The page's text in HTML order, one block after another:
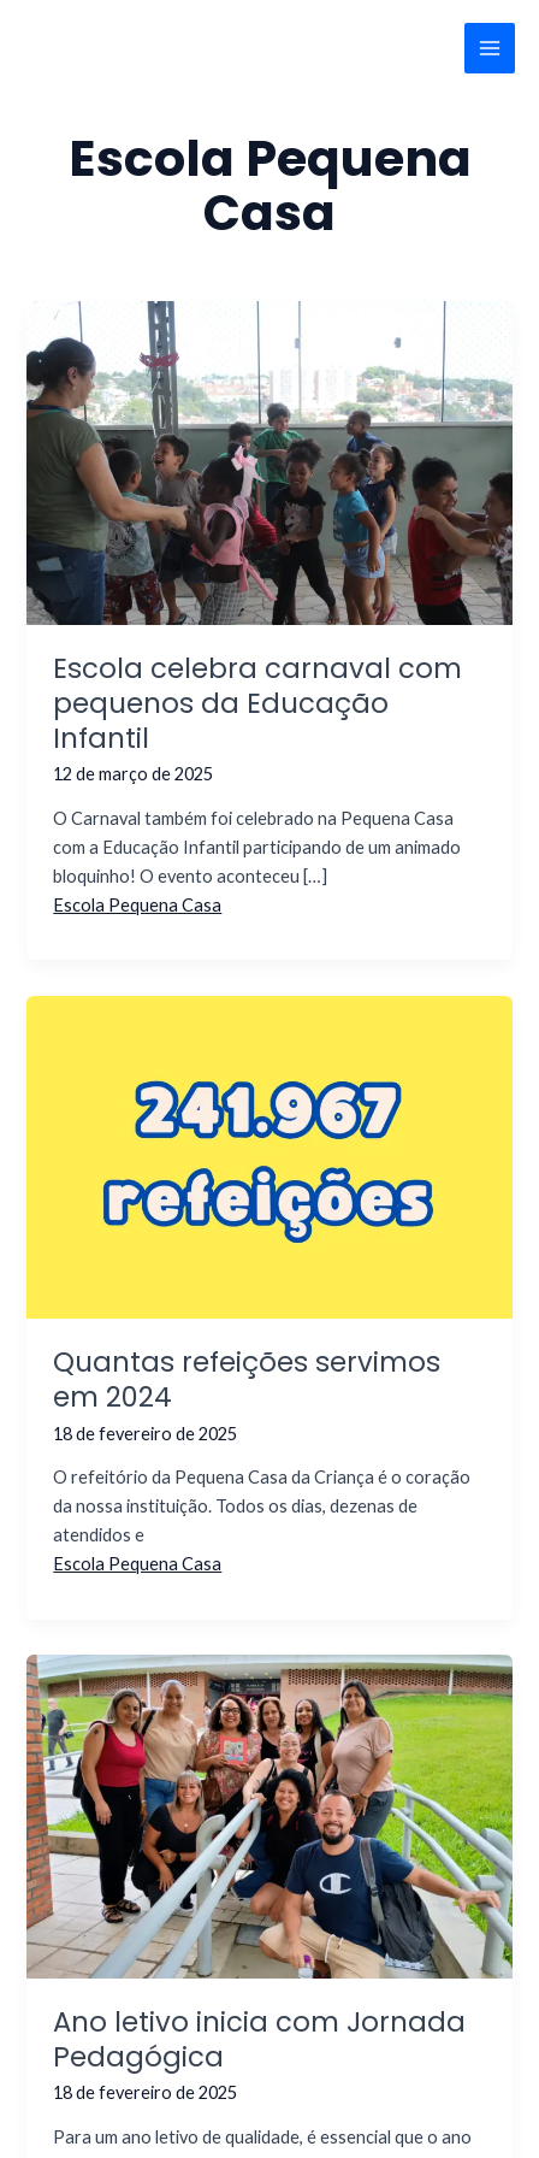
Main
Menu
Escola Pequena
Casa
Escola celebra carnaval com
pequenos da Educação
Infantil
12 de março de 2025
O Carnaval também foi celebrado na Pequena Casa
com a Educação Infantil participando de um animado
bloquinho! O evento aconteceu […]
Escola Pequena Casa
Quantas refeições servimos
em 2024
18 de fevereiro de 2025
O refeitório da Pequena Casa da Criança é o coração
da nossa instituição. Todos os dias, dezenas de
atendidos e
Escola Pequena Casa
Ano letivo inicia com Jornada
Pedagógica
18 de fevereiro de 2025
Para um ano letivo de qualidade, é essencial que o ano